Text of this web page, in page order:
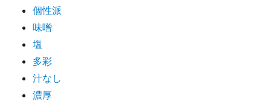
個性派
味噌
塩
多彩
汁なし
濃厚